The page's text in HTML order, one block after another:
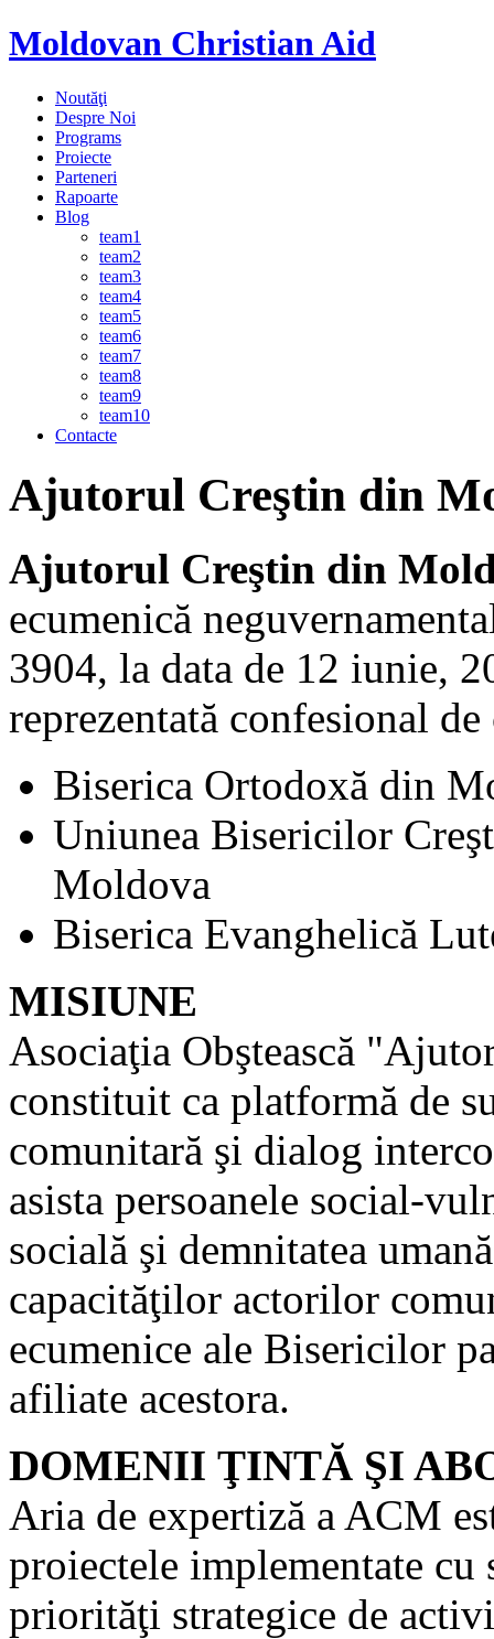
Moldovan Christian Aid
Noutăţi
Despre Noi
Programs
Proiecte
Parteneri
Rapoarte
Blog
team1
team2
team3
team4
team5
team6
team7
team8
team9
team10
Contacte
Ajutorul Creştin din
Ajutorul Creştin din
ecumenică
3904, la data de 12 iunie,
reprezentată confesional de
Biserica Ortodoxă din
Uniunea Bisericilor
Moldova
Biserica Evanghelică
MISIUNE
Asociaţia Obştească
constituit ca platformă de
comunitară şi dialog
asista persoanele social-
socială şi demnitatea
capacităţilor actorilor
ecumenice ale Bisericilor
afiliate acestora.
DOMENII ŢINTĂ ŞI
Aria de expertiză a ACM
proiectele implementate
priorităţi strategice de